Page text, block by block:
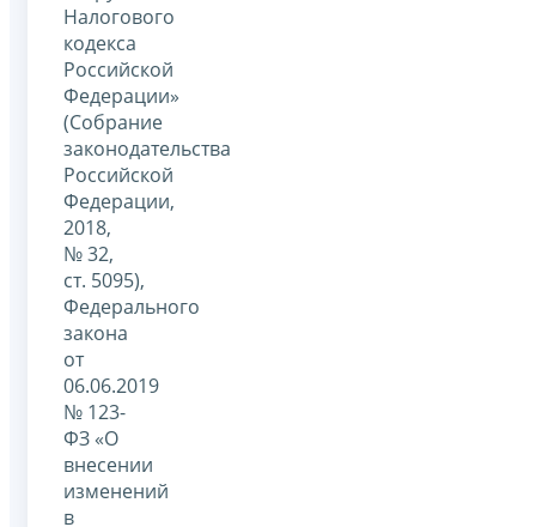
Налогового
кодекса
Российской
Федерации»
(Собрание
законодательства
Российской
Федерации,
2018,
№ 32,
ст. 5095),
Федерального
закона
от
06.06.2019
№ 123-
ФЗ «О
внесении
изменений
в